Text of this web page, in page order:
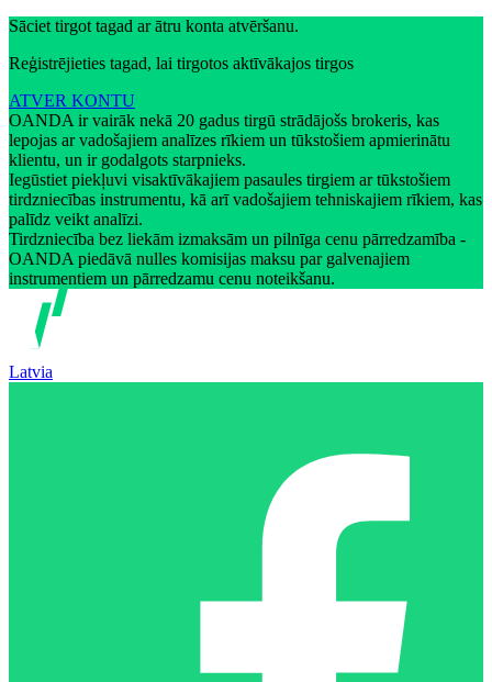
Sāciet tirgot tagad ar ātru konta atvēršanu.
Reģistrējieties tagad, lai tirgotos aktīvākajos tirgos
ATVER KONTU
OANDA ir vairāk nekā 20 gadus tirgū strādājošs brokeris, kas
lepojas ar vadošajiem analīzes rīkiem un tūkstošiem apmierinātu
klientu, un ir godalgots starpnieks.
Iegūstiet piekļuvi visaktīvākajiem pasaules tirgiem ar tūkstošiem
tirdzniecības instrumentu, kā arī vadošajiem tehniskajiem rīkiem, kas
palīdz veikt analīzi.
Tirdzniecība bez liekām izmaksām un pilnīga cenu pārredzamība -
OANDA piedāvā nulles komisijas maksu par galvenajiem
instrumentiem un pārredzamu cenu noteikšanu.
Latvia